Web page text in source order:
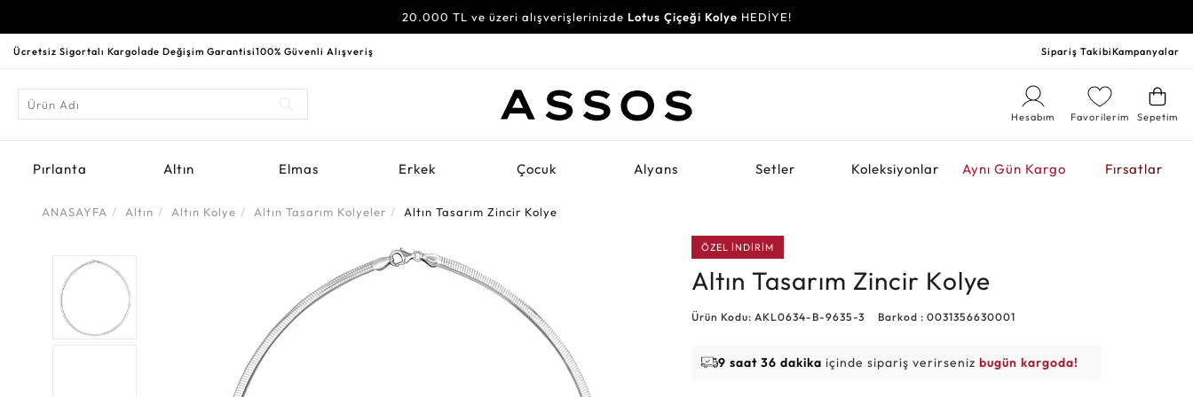
20.000 TL ve üzeri alışverişlerinizde Lotus Çiçeği Kolye HEDİYE!
Ücretsiz Sigortalı Kargoİade Değişim Garantisi100% Güvenli Alışveriş Sipariş TakibiKampanyalar
Sepetim
Favorilerim
Hesabım
Pırlanta Altın Elmas Erkek Çocuk Alyans Setler Koleksiyonlar Aynı Gün Kargo Fırsatlar
ANASAYFA Altın Altın Kolye Altın Tasarım Kolyeler Altın Tasarım Zincir Kolye
ÖZEL İNDİRİM
Altın Tasarım Zincir Kolye
Ürün Kodu: AKL0634-B-9635-3 Barkod : 0031356630001
9 saat 36 dakika içinde sipariş verirsenizbugün kargoda!